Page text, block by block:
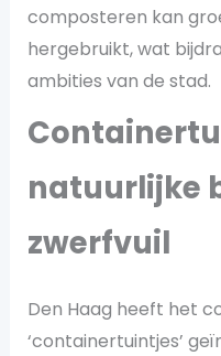
composteren kan
hergebruikt, wat
ambities van de stad​.
natuurlijke
zwerfvuil
Den Haag heeft het
‘containertuintjes’